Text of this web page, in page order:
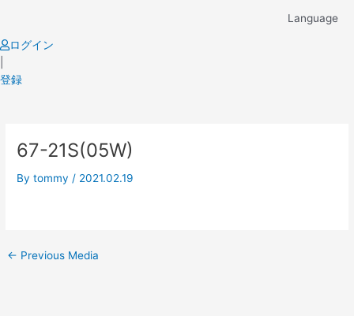
content
Language
ログイン
登録
67-21S(05W)
Bytommy / 2021.02.19
navigation
← Previous Media